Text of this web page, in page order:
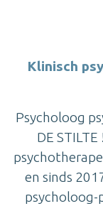
Klinisch
Psycholoog
DE
en sinds